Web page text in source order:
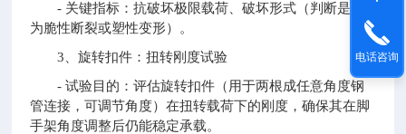
- 关键指标：抗破坏极限载荷、破坏形式（判断是否
为脆性断裂或塑性变形）。
3、旋转扣件：扭转刚度试验
- 试验目的：评估旋转扣件（用于两根成任意角度钢
管连接，可调节角度）在扭转载荷下的刚度，确保其在脚
手架角度调整后仍能稳定承载。
电话咨询